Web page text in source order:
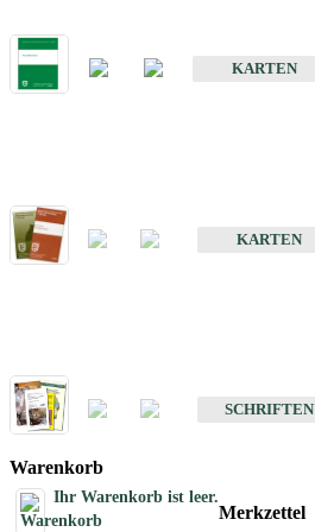
KARTEN
KARTEN
SCHRIFTEN
Warenkorb
Ihr Warenkorb ist leer.
Merkzettel